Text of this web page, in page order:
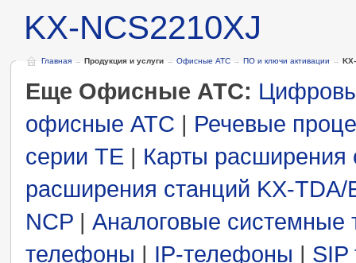
KX-NCS2210XJ
Главная → Продукция и услуги → Офисные АТС → ПО и ключи активации →
Еще Офисные АТС:
офисные АТС | Речевые
серии TE | Карты расширения
расширения станций KX-TDA/
NCP | Аналоговые
телефоны | IP-телефоны |